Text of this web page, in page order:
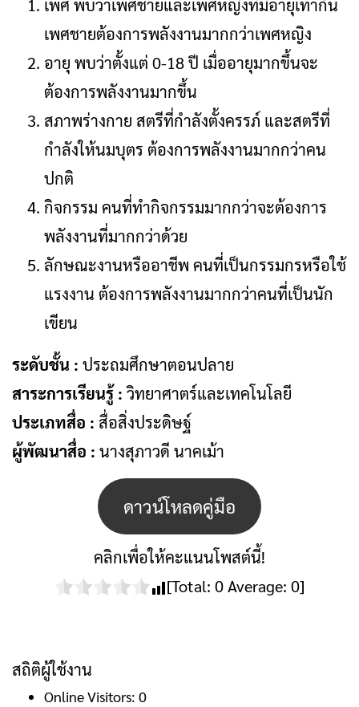
เพศ พบว่าเพศชายและเพศหญิงที่มีอายุเท่ากัน
เพศชายต้องการพลังงานมากกว่าเพศหญิง
อายุ พบว่าตั้งแต่ 0-18 ปี เมื่ออายุมากขึ้นจะ
ต้องการพลังงานมากขึ้น
สภาพร่างกาย สตรีที่กําลังตั้งครรภ์ และสตรีที่
กําลังให้นมบุตร ต้องการพลังงานมากกว่าคน
ปกติ
กิจกรรม คนที่ทํากิจกรรมมากกว่าจะต้องการ
พลังงานที่มากกว่าด้วย
ลักษณะงานหรืออาชีพ คนที่เป็นกรรมกรหรือใช้
แรงงาน ต้องการพลังงานมากกว่าคนที่เป็นนัก
เขียน
ระดับชั้น : ประถมศึกษาตอนปลาย
สาระการเรียนรู้ :วิทยาศาตร์และเทคโนโลยี
ประเภทสื่อ : สื่อสิ่งประดิษฐ์
ผู้พัฒนาสื่อ : นางสุภาวดี นาคเม้า
ดาวน์โหลดคู่มือ
คลิกเพื่อให้คะแนนโพสต์นี้!
[Total: 0Average: 0]
สถิติผู้ใช้งาน
Online Visitors: 0